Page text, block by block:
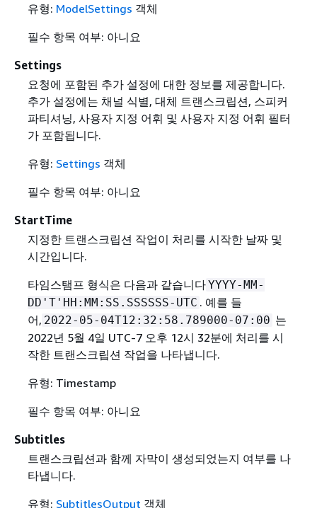
유형: ModelSettings 객체
필수 항목 여부: 아니요
Settings
요청에 포함된 추가 설정에 대한 정보를 제공합니다.
추가 설정에는 채널 식별, 대체 트랜스크립션, 스피커
파티셔닝, 사용자 지정 어휘 및 사용자 지정 어휘 필터
가 포함됩니다.
유형: Settings 객체
필수 항목 여부: 아니요
StartTime
지정한 트랜스크립션 작업이 처리를 시작한 날짜 및
시간입니다.
타임스탬프 형식은 다음과 같습니다YYYY-MM-
DD'T'HH:MM:SS.SSSSSS-UTC . 예를 들
어, 2022-05-04T12:32:58.789000-07:00 는
2022년 5월 4일 UTC-7 오후 12시 32분에 처리를 시
작한 트랜스크립션 작업을 나타냅니다.
유형: Timestamp
필수 항목 여부: 아니요
Subtitles
트랜스크립션과 함께 자막이 생성되었는지 여부를 나
타냅니다.
유형: SubtitlesOutput 객체